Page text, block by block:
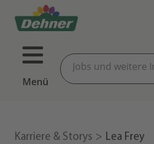
Menü
Karriere & Storys Lea Frey